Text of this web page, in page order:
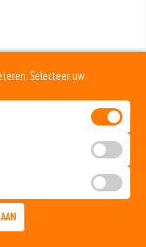
Selecteer uw